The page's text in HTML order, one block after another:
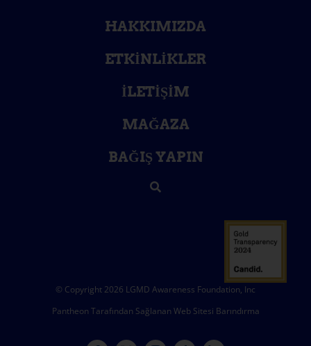
HAKKIMIZDA
ETKINLIKLER
İLETIŞIM
MAĞAZA
BAĞIŞ YAPIN
© Copyright 2026 LGMD Awareness Foundation, Inc
Pantheon Tarafından Sağlanan Web Sitesi Barındırma